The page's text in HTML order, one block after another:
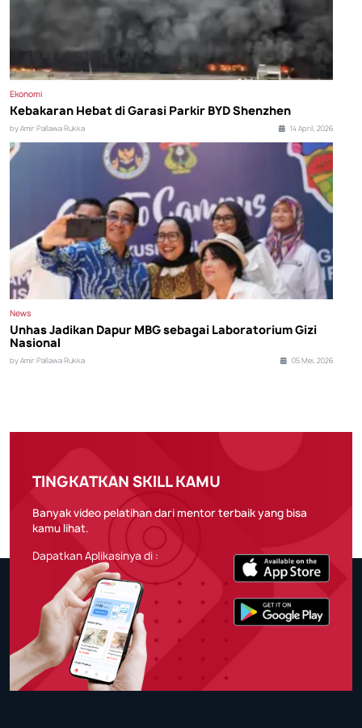
Ekonomi
Kebakaran Hebat di Garasi Parkir BYD Shenzhen
by Amir Pallawa Rukka 14 April, 2026
News
Unhas Jadikan Dapur MBG sebagai Laboratorium Gizi
Nasional
by Amir Pallawa Rukka 05 Mei, 2026
TINGKATKAN SKILL KAMU
Banyak video pelatihan dari mentor terbaik yang bisa
kamu lihat.
Dapatkan Aplikasinya di :